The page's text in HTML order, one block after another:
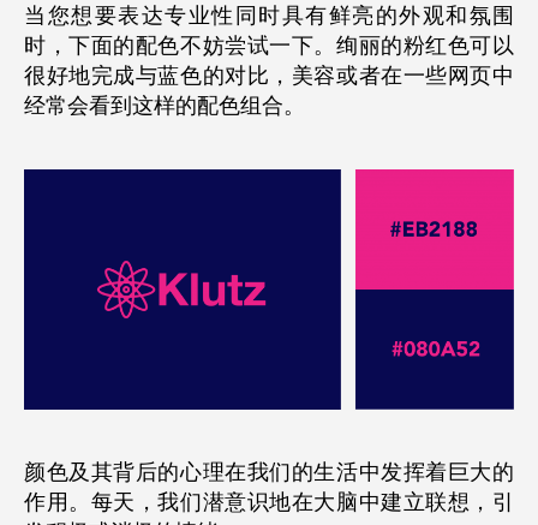
当您想要表达专业性同时具有鲜亮的外观和氛围
时，下面的配色不妨尝试一下。绚丽的粉红色可以
很好地完成与蓝色的对比，美容或者在一些网页中
经常会看到这样的配色组合。
颜色及其背后的心理在我们的生活中发挥着巨大的
作用。每天，我们潜意识地在大脑中建立联想，引